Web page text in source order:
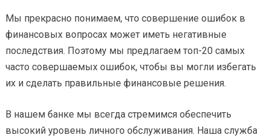
Мы прекрасно понимаем, что совершение ошибок в
финансовых вопросах может иметь негативные
последствия. Поэтому мы предлагаем топ-20 самых
часто совершаемых ошибок, чтобы вы могли избегать
их и сделать правильные финансовые решения.
В нашем банке мы всегда стремимся обеспечить
высокий уровень личного обслуживания. Наша служба